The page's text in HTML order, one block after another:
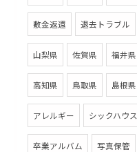
敷金返還 退去トラブル
山梨県 佐賀県 福井県
高知県 鳥取県 島根県
アレルギー シックハウス
卒業アルバム 写真保管